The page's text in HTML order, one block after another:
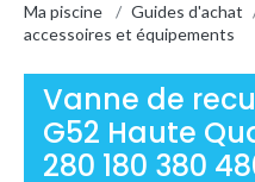
Ma piscine / Guides d'achat
accessoires et équipements
Vanne de
G52 Haute
280 180 380